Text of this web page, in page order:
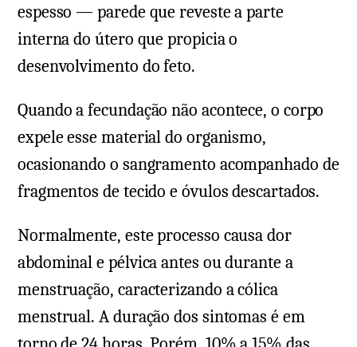
espesso — parede que reveste a parte
interna do útero que propicia o
desenvolvimento do feto.
Quando a fecundação não acontece, o corpo
expele esse material do organismo,
ocasionando o sangramento acompanhado de
fragmentos de tecido e óvulos descartados.
Normalmente, este processo causa dor
abdominal e pélvica antes ou durante a
menstruação, caracterizando a cólica
menstrual. A duração dos sintomas é em